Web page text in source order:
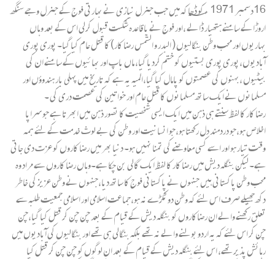
16دسمبر 1971 ؁ء کو ڈھاکہ میں جب جنرل نیازی نے بھارتی فوج کے جنرل وجے سنگھ
اروڑا کے سامنے ہتھیار ڈالے ،اور فوج نے باقاعدہ شکست قبول کرلی اس کے بعد وہاں
بہاریوں اور محب وطن بنگالیوں ( البدر و الشمس رضا کار) کا قتل عام کیا گیا۔ پوری پوری
آبادیوں،پوری پوری بستیوں کو ختم کردیا گیا، ماں باپ اور بھائیوں کے سامنے ان کی
بیٹیوں ،بہنوں کی عصمتوں کو پامال کیا گیا،المیہ یہ ہے کہ تاریخ میں پہلی بار ہندوؤں اور
مسلمانوں نے ایک ساتھ مسلمانوں کا قتل عام اور خواتین کی عصمت دری کی ۔
رضا کار کا لفظ سنتے ہی ذہن میں ایک ایسی شخصیت کا تصور ذہن میں ابھرتا ہے جو سراپا
اخلاص ہو،جو دردمند دل رکھتا ہو،جو انسانیت اور وطن کی بے لوث خدمت کے لئے ہمہ
وقت تیار ہو اور اسے کسی معاوضے کی تمنا نہیں ہو۔ دنیا بھر میں رضا کاروں کو عزت دی جاتی
ہے۔ لیکن بنگلہ دیش میں رضا کار کا لفظ ایک گالی بن چکا ہے۔وہاں رضا کاروں سے مراد وہ
محب وطن پاکستانی ہیں جنہوں نے پاکستانی فوج کا ساتھ دیا،جنہوں نے وطن عزیز کی خاطر
دکھ جھیلے صرف اس لئے کہ وطن دو ٹکڑے نہ ہو،جماعت اسلامی اور اسلامی جمعیت طلبہ سے
تعلق رکھنے والے ان رضاکاروں کو بنگلہ دیش کے قیام کے بعد چن چن کر قتل کیا گیا،چن
چن کر اس لئے کہ یہ اردو بولنے والے نہ تھے بلکہ بنگالی ہی تھے اور بنگالیوں کی آبادیوں میں
رہائش پذیر تھے، اس لئے بنگلہ دیش کے قیام کے بعد ان لوگوں کو چن چن کر قتل کیا